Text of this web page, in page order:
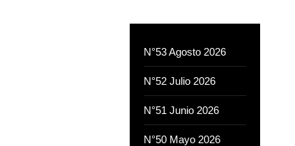
N°53 Agosto 2026
N°52 Julio 2026
N°51 Junio 2026
N°50 Mayo 2026